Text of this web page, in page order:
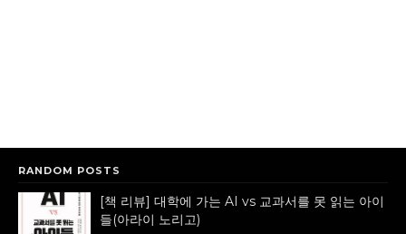
RANDOM POSTS
[책 리뷰] 대학에 가는 AI vs 교과서를 못 읽는 아이
들(아라이 노리고)